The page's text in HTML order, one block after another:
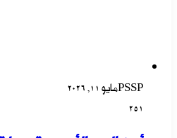
PSSPمايو 11, 2026
251